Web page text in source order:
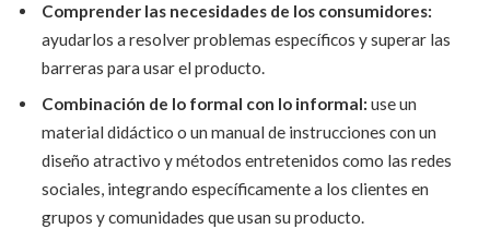
Comprender las necesidades de los consumidores:
ayudarlos a resolver problemas específicos y superar las
barreras para usar el producto.
Combinación de lo formal con lo informal: use un
material didáctico o un manual de instrucciones con un
diseño atractivo y métodos entretenidos como las redes
sociales, integrando específicamente a los clientes en
grupos y comunidades que usan su producto.